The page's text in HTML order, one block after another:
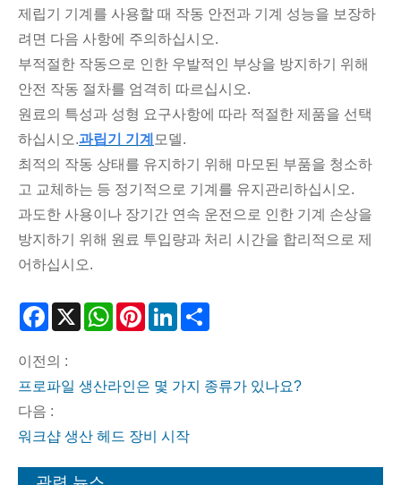
제립기 기계를 사용할 때 작동 안전과 기계 성능을 보장하
려면 다음 사항에 주의하십시오.
부적절한 작동으로 인한 우발적인 부상을 방지하기 위해
안전 작동 절차를 엄격히 따르십시오.
원료의 특성과 성형 요구사항에 따라 적절한 제품을 선택
하십시오.과립기 기계 모델.
최적의 작동 상태를 유지하기 위해 마모된 부품을 청소하
고 교체하는 등 정기적으로 기계를 유지관리하십시오.
과도한 사용이나 장기간 연속 운전으로 인한 기계 손상을
방지하기 위해 원료 투입량과 처리 시간을 합리적으로 제
어하십시오.
Facebook
X WhatsAppPinterestLinkedIn
이전의 :
프로파일 생산라인은 몇 가지 종류가 있나요?
다음 :
워크샵 생산 헤드 장비 시작